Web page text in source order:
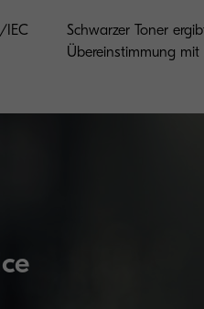
IEC
Schwarzer Toner
Übereinstimmung mit